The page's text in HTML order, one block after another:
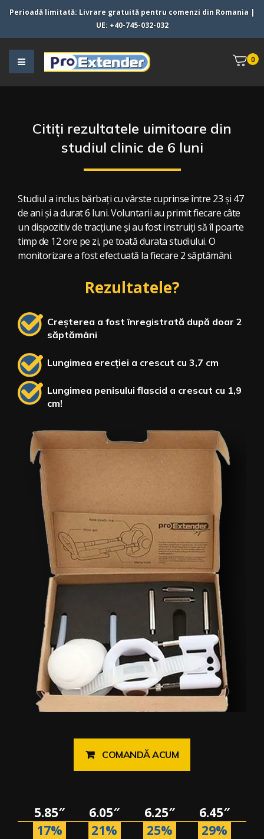
Perioadă limitată: Livrare gratuită pentru comenzi din Romania |
UE: +40-745-032-032
0
Citiți rezultatele uimitoare din
studiul clinic de 6 luni
Studiul a inclus bărbați cu vârste cuprinse între 23 și 47
de ani și a durat 6 luni. Voluntarii au primit fiecare câte
un dispozitiv de tracțiune și au fost instruiți să îl poarte
timp de 12 ore pe zi, pe toată durata studiului. O
monitorizare a fost efectuată la fiecare 2 săptămâni.
Rezultatele?
Creșterea a fost înregistrată după doar 2
săptămâni
Lungimea erecției a crescut cu 3,7 cm
Lungimea penisului flascid a crescut cu 1,9
cm!
COMANDĂ ACUM
5.85″
17%
6.05″
21%
6.25″
25%
6.45″
29%